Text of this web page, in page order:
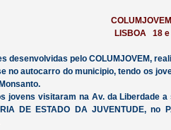
LISBOA 18 e
desenvolvidas pelo COLUMJOVEM,
no autocarro do municipio, tendo os
jovens visitaram na Av. da Liberdade a
DE ESTADO DA JUVENTUDE,